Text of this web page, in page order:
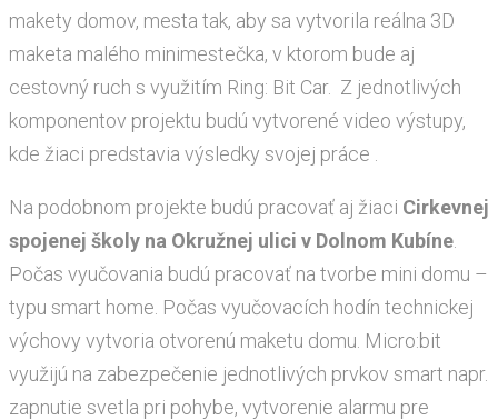
makety domov, mesta tak, aby sa vytvorila reálna 3D
maketa malého minimestečka, v ktorom bude aj
cestovný ruch s využitím Ring: Bit Car. Z jednotlivých
komponentov projektu budú vytvorené video výstupy,
kde žiaci predstavia výsledky svojej práce .
Na podobnom projekte budú pracovať aj žiaci Cirkevnej
spojenej školy na Okružnej ulici v Dolnom Kubíne
Počas vyučovania budú pracovať na tvorbe mini domu –
typu smart home. Počas vyučovacích hodín technickej
výchovy vytvoria otvorenú maketu domu. Micro:bit
využijú na zabezpečenie jednotlivých prvkov smart napr.
zapnutie svetla pri pohybe, vytvorenie alarmu pre